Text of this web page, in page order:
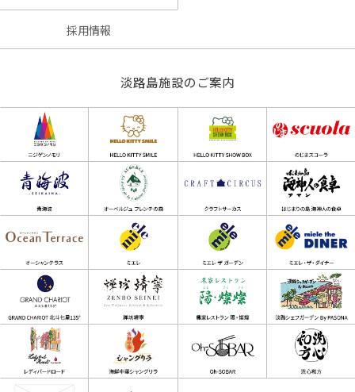
採用情報
淡路島施設のご案内